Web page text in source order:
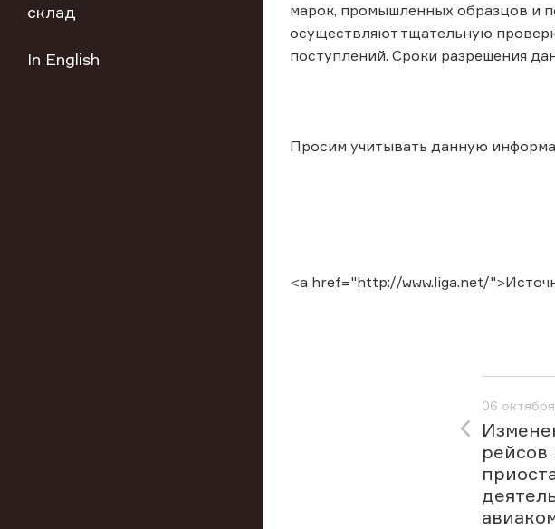
склад
In English
марок, промышленных образцов и
осуществляют тщательную
поступлений. Сроки разрешения
Просим учитывать данную
<a href="http://www.liga.net/
06
рейсов